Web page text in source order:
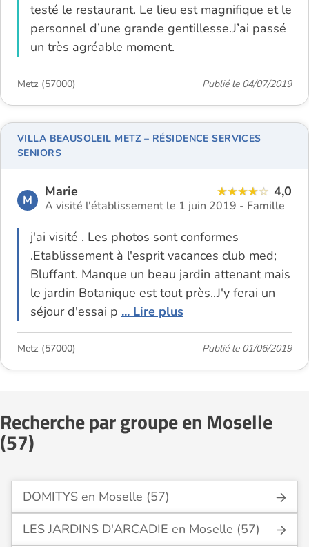
testé le restaurant. Le lieu est magnifique et le
personnel d’une grande gentillesse.J’ai passé
un très agréable moment.
Metz (57000) Publié le 04/07/2019
M
Marie 4,0
A visité l'établissement le 1 juin 2019 - Famille
j'ai visité . Les photos sont conformes
.Etablissement à l'esprit vacances club med;
Bluffant. Manque un beau jardin attenant mais
le jardin Botanique est tout près..J'y ferai un
séjour d'essai p ... Lire plus
VILLA BEAUSOLEIL METZ – RÉSIDENCE SERVICES
SENIORS
Metz (57000) Publié le 01/06/2019
Recherche par groupe en Moselle
(57)
DOMITYS en Moselle (57)
LES JARDINS D'ARCADIE en Moselle (57)